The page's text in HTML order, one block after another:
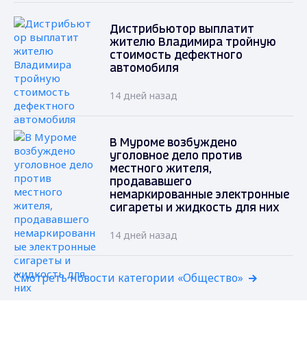
Дистрибьютор выплатит
жителю Владимира тройную
стоимость дефектного
автомобиля
14 дней назад
В Муроме возбуждено
уголовное дело против
местного жителя,
продававшего
немаркированные электронные
сигареты и жидкость для них
14 дней назад
Смотреть новости категории «Общество»